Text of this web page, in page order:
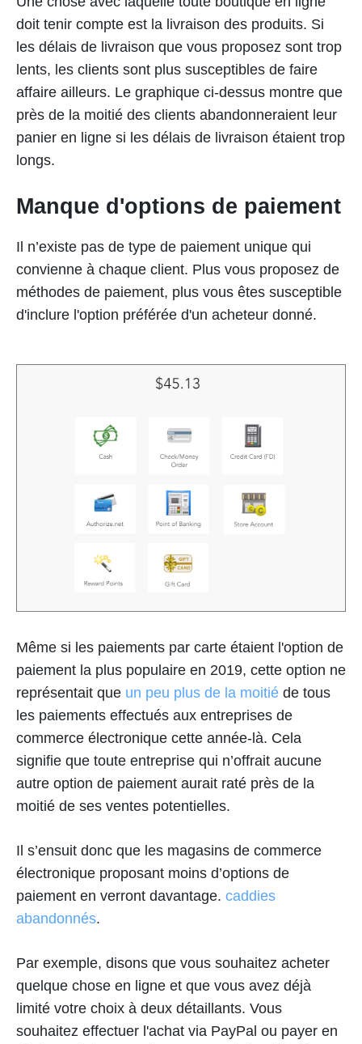
doit tenir compte est la livraison des produits. Si
les délais de livraison que vous proposez sont trop
lents, les clients sont plus susceptibles de faire
affaire ailleurs. Le graphique ci-dessus montre que
près de la moitié des clients abandonneraient leur
panier en ligne si les délais de livraison étaient trop
longs.
Manque d'options de paiement
Il n’existe pas de type de paiement unique qui
convienne à chaque client. Plus vous proposez de
méthodes de paiement, plus vous êtes susceptible
d'inclure l'option préférée d'un acheteur donné.
Même si les paiements par carte étaient l'option de
paiement la plus populaire en 2019, cette option ne
représentait que un peu plus de la moitié de tous
les paiements effectués aux entreprises de
commerce électronique cette année-là. Cela
signifie que toute entreprise qui n’offrait aucune
autre option de paiement aurait raté près de la
moitié de ses ventes potentielles.
Il s’ensuit donc que les magasins de commerce
électronique proposant moins d’options de
paiement en verront davantage. caddies
abandonnés.
Par exemple, disons que vous souhaitez acheter
quelque chose en ligne et que vous avez déjà
limité votre choix à deux détaillants. Vous
souhaitez effectuer l'achat via PayPal ou payer en